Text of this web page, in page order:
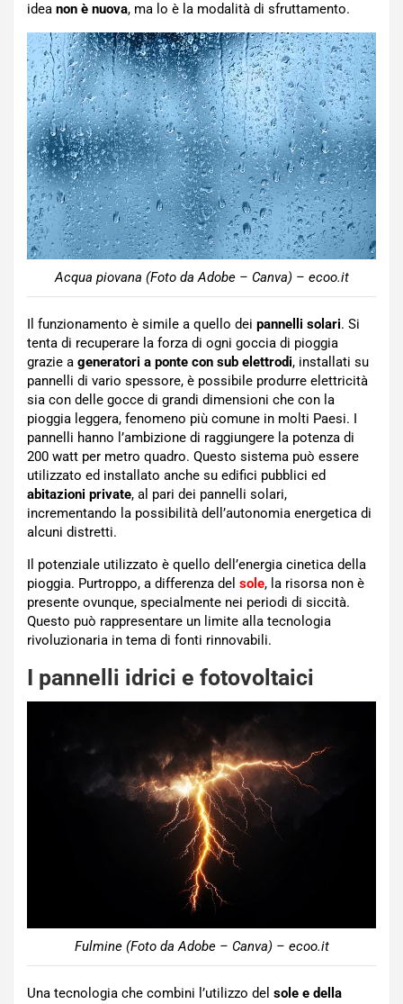
idea non è nuova, ma lo è la modalità di sfruttamento.
Acqua piovana (Foto da Adobe – Canva) – ecoo.it
Il funzionamento è simile a quello dei pannelli solari. Si
tenta di recuperare la forza di ogni goccia di pioggia
grazie a generatori a ponte con sub elettrodi, installati su
pannelli di vario spessore, è possibile produrre elettricità
sia con delle gocce di grandi dimensioni che con la
pioggia leggera, fenomeno più comune in molti Paesi. I
pannelli hanno l’ambizione di raggiungere la potenza di
200 watt per metro quadro. Questo sistema può essere
utilizzato ed installato anche su edifici pubblici ed
abitazioni private, al pari dei pannelli solari,
incrementando la possibilità dell’autonomia energetica di
alcuni distretti.
Il potenziale utilizzato è quello dell’energia cinetica della
pioggia. Purtroppo, a differenza del sole, la risorsa non è
presente ovunque, specialmente nei periodi di siccità.
Questo può rappresentare un limite alla tecnologia
rivoluzionaria in tema di fonti rinnovabili.
I pannelli idrici e fotovoltaici
Fulmine (Foto da Adobe – Canva) – ecoo.it
Una tecnologia che combini l’utilizzo del sole e della